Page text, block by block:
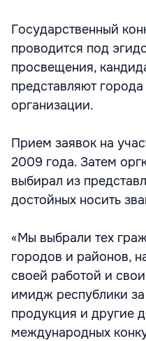
Государственный
проводится под
просвещения,
представляют
организации.
Прием заявок на
2009 года. Затем
выбирал из
достойных носить
«Мы выбрали тех
городов и районов,
своей работой и
имидж республики
продукция и другие
международных